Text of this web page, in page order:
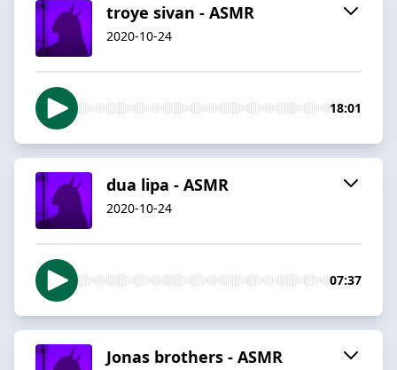
troye sivan - ASMR
2020-10-24
18:01
dua lipa - ASMR
2020-10-24
07:37
Jonas brothers - ASMR